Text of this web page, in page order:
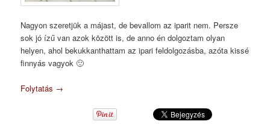
Nagyon szeretjük a májast, de bevallom az iparit nem. Persze
sok jó ízű van azok között is, de anno én dolgoztam olyan
helyen, ahol bekukkanthattam az ipari feldolgozásba, azóta kissé
finnyás vagyok 🙂
Folytatás →